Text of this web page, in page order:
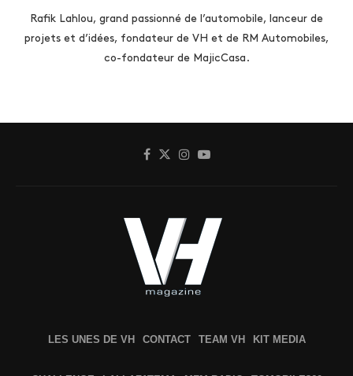
Rafik Lahlou, grand passionné de l’automobile, lanceur de
projets et d’idées, fondateur de VH et de RM Automobiles,
co-fondateur de MajicCasa.
LES UNES DE VH CONTACT TEAM VH KIT MEDIA